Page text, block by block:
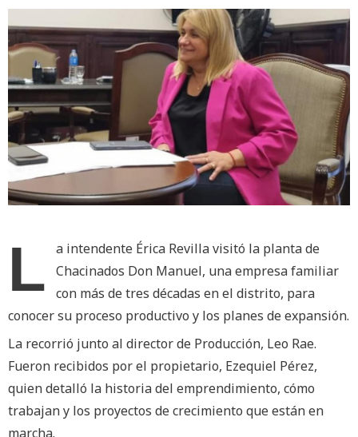
L
a intendente Érica Revilla visitó la planta de
Chacinados Don Manuel, una empresa familiar
con más de tres décadas en el distrito, para
conocer su proceso productivo y los planes de expansión.
La recorrió junto al director de Producción, Leo Rae.
Fueron recibidos por el propietario, Ezequiel Pérez,
quien detalló la historia del emprendimiento, cómo
trabajan y los proyectos de crecimiento que están en
marcha.